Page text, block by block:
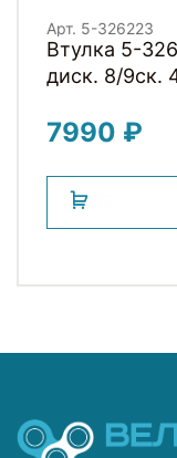
Арт. 5-326223
Втулка 5-
диск. 8/9ск.
7990 ₽